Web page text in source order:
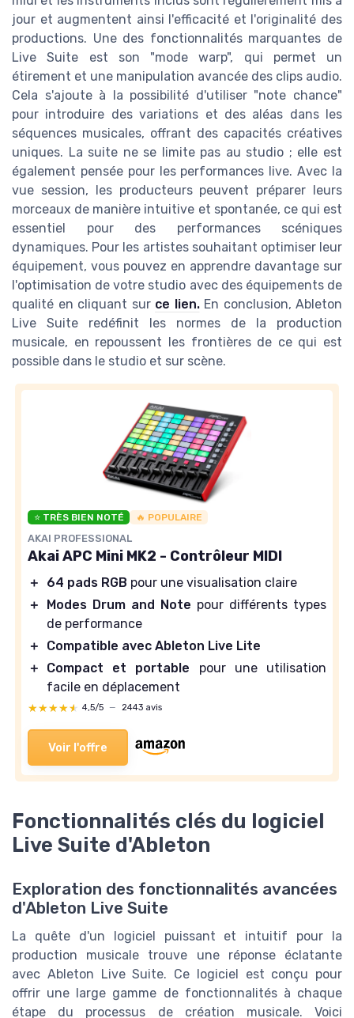
jour et augmentent ainsi l'efficacité et l'originalité des
productions. Une des fonctionnalités marquantes de
Live Suite est son "mode warp", qui permet un
étirement et une manipulation avancée des clips audio.
Cela s'ajoute à la possibilité d'utiliser "note chance"
pour introduire des variations et des aléas dans les
séquences musicales, offrant des capacités créatives
uniques. La suite ne se limite pas au studio ; elle est
également pensée pour les performances live. Avec la
vue session, les producteurs peuvent préparer leurs
morceaux de manière intuitive et spontanée, ce qui est
essentiel pour des performances scéniques
dynamiques. Pour les artistes souhaitant optimiser leur
équipement, vous pouvez en apprendre davantage sur
l'optimisation de votre studio avec des équipements de
qualité en cliquant sur ce lien.En conclusion, Ableton
Live Suite redéfinit les normes de la production
musicale, en repoussent les frontières de ce qui est
possible dans le studio et sur scène.
⭐ TRÈS BIEN NOTÉ 🔥 POPULAIRE
AKAI PROFESSIONAL
Akai APC Mini MK2 - Contrôleur MIDI
＋ 64 pads RGB pour une visualisation claire
＋
Modes Drum and Note pour différents types
de performance
＋
Compatible avec Ableton Live Lite
＋
Compact et portable pour une utilisation
facile en déplacement
★★★★★
★★★★★ 4,5/5 — 2443 avis
Voir l'offre
Fonctionnalités clés du logiciel
Live Suite d'Ableton
Exploration des fonctionnalités avancées
d'Ableton Live Suite
La quête d'un logiciel puissant et intuitif pour la
production musicale trouve une réponse éclatante
avec Ableton Live Suite. Ce logiciel est conçu pour
offrir une large gamme de fonctionnalités à chaque
étape du processus de création musicale. Voici